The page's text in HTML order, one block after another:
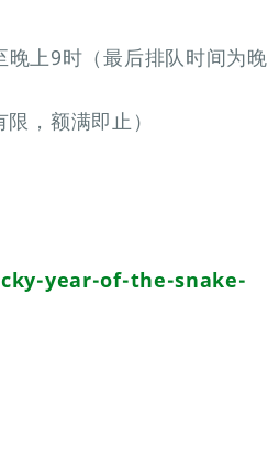
上9时（最后排队时间为晚
，额满即止）
year-of-the-snake-